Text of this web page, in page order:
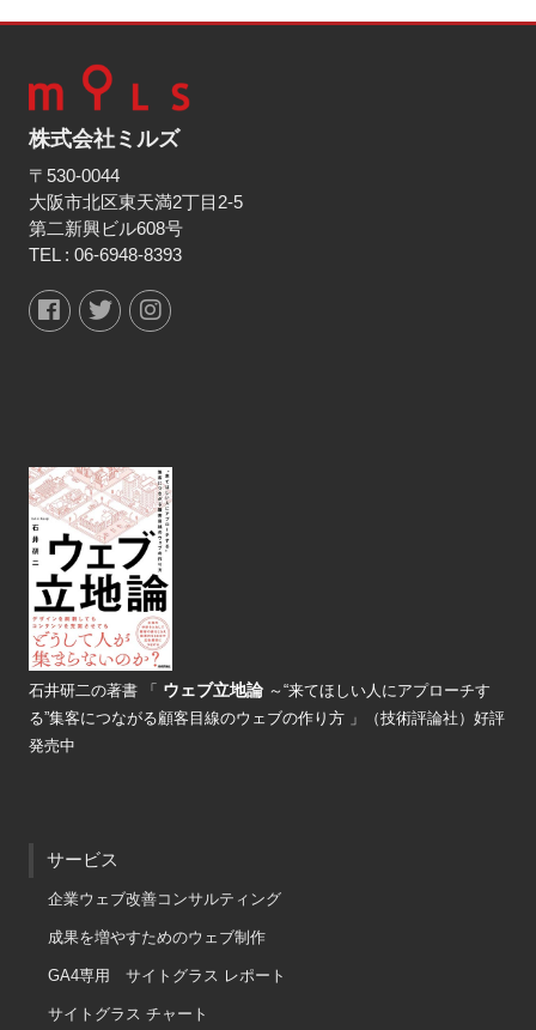
株式会社ミルズ
〒530-0044
大阪市北区東天満2丁目2-5
第二新興ビル608号
TEL : 06-6948-8393
石井研二の著書 「 ウェブ立地論 ～“来てほしい人にアプローチす
る”集客につながる顧客目線のウェブの作り方 」（技術評論社）好評
発売中
サービス
企業ウェブ改善コンサルティング
成果を増やすためのウェブ制作
GA4専用 サイトグラス レポート
サイトグラス チャート